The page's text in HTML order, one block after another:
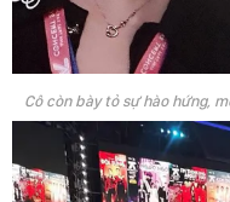
Cô còn bày tỏ sự hào hứng,